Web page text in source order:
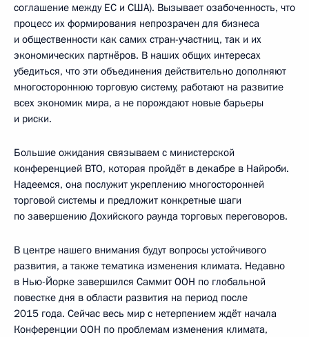
соглашение между ЕС и США). Вызывает озабоченность, что
процесс их формирования непрозрачен для бизнеса
и общественности как самих стран-участниц, так и их
экономических партнёров. В наших общих интересах
убедиться, что эти объединения действительно дополняют
многостороннюю торговую систему, работают на развитие
всех экономик мира, а не порождают новые барьеры
и риски.
Большие ожидания связываем с министерской
конференцией ВТО, которая пройдёт в декабре в Найроби.
Надеемся, она послужит укреплению многосторонней
торговой системы и предложит конкретные шаги
по завершению Дохийского раунда торговых переговоров.
В центре нашего внимания будут вопросы устойчивого
развития, а также тематика изменения климата. Недавно
в Нью-Йорке завершился Саммит ООН по глобальной
повестке дня в области развития на период после
2015 года. Сейчас весь мир с нетерпением ждёт начала
Конференции ООН по проблемам изменения климата,